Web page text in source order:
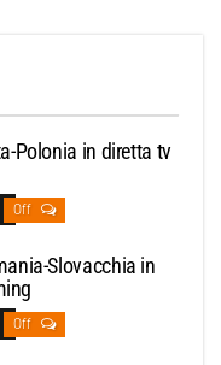
Polonia in diretta tv
Off
Slovacchia in
Off